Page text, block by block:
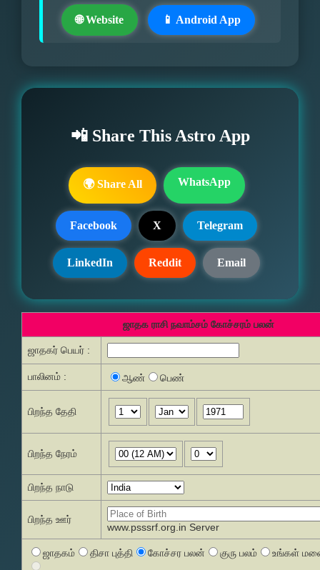
🌐 Website 📱 Android App
📲 Share This Astro App
🌍 Share All WhatsApp
Facebook X Telegram
LinkedIn Reddit Email
ஜாதக ராசி நவாம்சம் கோச்சரம் பலன்
ஜாதகர் பெயர் :
பாலினம் : ஆண் பெண்
பிறந்த தேதி
பிறந்த நேரம்
பிறந்த நாடு
பிறந்த ஊர்
www.psssrf.org.in Server
ஜாதகம் திசா புத்தி கோச்சர பலன் குரு பலம் உங்கள்